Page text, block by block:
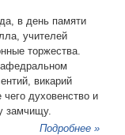
в день памяти
учителей
торжества.
викарий
духовенство и
замчищу.
Подробнее »